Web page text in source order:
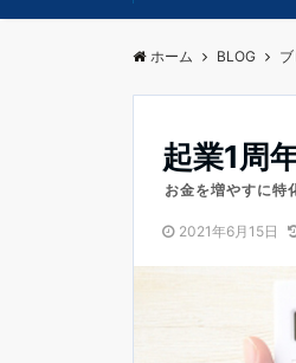
ホーム BLOG
起業1周
お金を増やすに特
2021年6月15日